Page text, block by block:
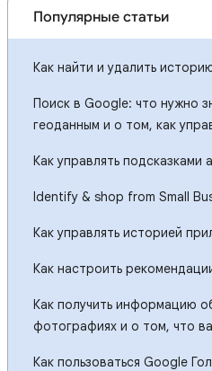
Популярные статьи
Как найти и удалить
Поиск в Google: что нужно
геоданным и о том, как
Как управлять подсказками
Identify & shop from Small
Как управлять историей
Как настроить
Как получить информацию
фотографиях и о том, что
Как пользоваться Google